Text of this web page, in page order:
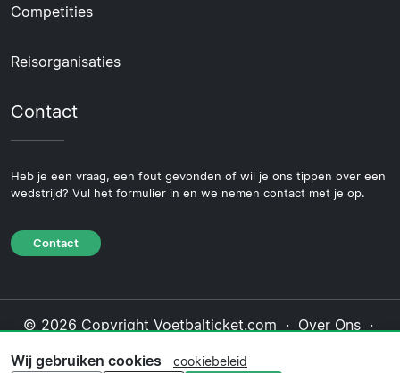
Competities
Reisorganisaties
Contact
Heb je een vraag, een fout gevonden of wil je ons tippen over een
wedstrijd? Vul het formulier in en we nemen contact met je op.
Contact
© 2026 Copyright Voetbalticket.com · Over Ons·
Redactioneel beleid
Wij gebruiken cookies cookiebeleid